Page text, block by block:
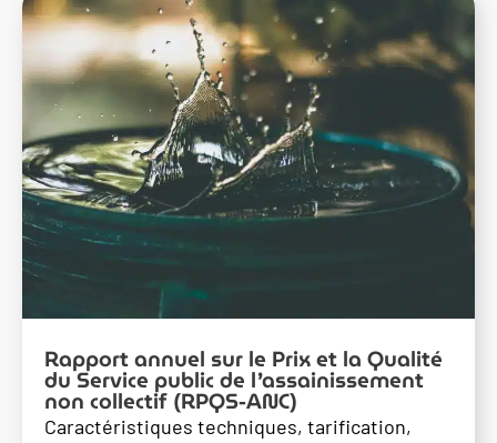
Rapport annuel sur le Prix et la Qualité
du Service public de l’assainissement
non collectif (RPQS-ANC)
Caractéristiques techniques, tarification,